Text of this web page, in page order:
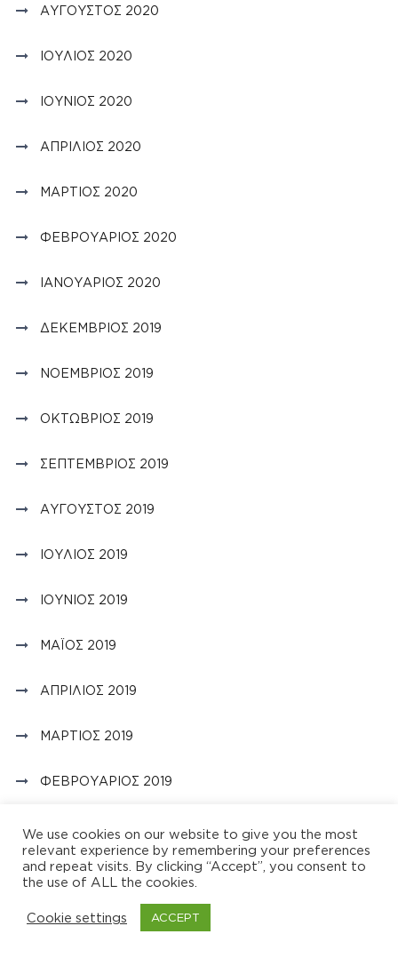
ΑΎΓΟΥΣΤΟΣ 2020
ΙΟΎΛΙΟΣ 2020
ΙΟΎΝΙΟΣ 2020
ΑΠΡΊΛΙΟΣ 2020
ΜΆΡΤΙΟΣ 2020
ΦΕΒΡΟΥΆΡΙΟΣ 2020
ΙΑΝΟΥΆΡΙΟΣ 2020
ΔΕΚΈΜΒΡΙΟΣ 2019
ΝΟΈΜΒΡΙΟΣ 2019
ΟΚΤΏΒΡΙΟΣ 2019
ΣΕΠΤΈΜΒΡΙΟΣ 2019
ΑΎΓΟΥΣΤΟΣ 2019
ΙΟΎΛΙΟΣ 2019
ΙΟΎΝΙΟΣ 2019
ΜΆΙΟΣ 2019
ΑΠΡΊΛΙΟΣ 2019
ΜΆΡΤΙΟΣ 2019
ΦΕΒΡΟΥΆΡΙΟΣ 2019
ΙΑΝΟΥΆΡΙΟΣ 2019
ΔΕΚΈΜΒΡΙΟΣ 2018
ΝΟΈΜΒΡΙΟΣ 2018
We use cookies on our website to give you the most
relevant experience by remembering your preferences
and repeat visits. By clicking “Accept”, you consent to
the use of ALL the cookies.
Cookie settings ACCEPT